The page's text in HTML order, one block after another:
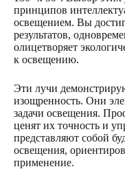
принципов
освещением. Вы
результатов,
олицетворяет
к освещению.
Эти лучи
изощренность. Они
задачи освещения.
ценят их точность и
представляют собой
освещения,
применение.